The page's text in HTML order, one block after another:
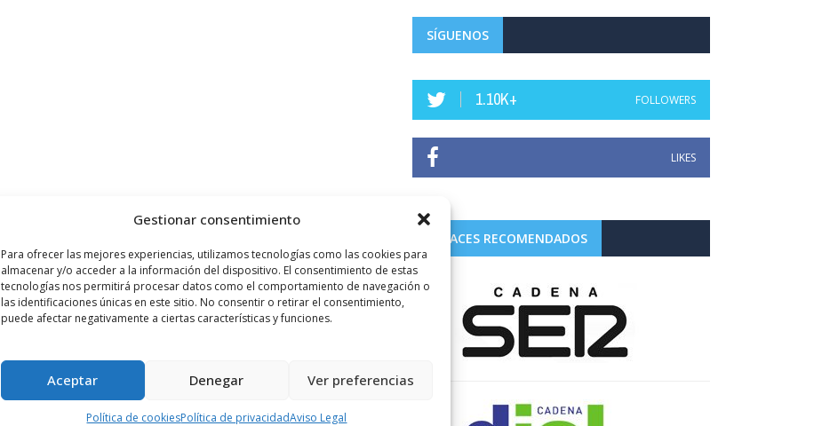
Gestionar consentimiento
Para ofrecer las mejores experiencias, utilizamos tecnologías como las cookies para
almacenar y/o acceder a la información del dispositivo. El consentimiento de estas
tecnologías nos permitirá procesar datos como el comportamiento de navegación o
las identificaciones únicas en este sitio. No consentir o retirar el consentimiento,
puede afectar negativamente a ciertas características y funciones.
Aceptar Denegar Ver preferencias
Política de cookiesPolítica de privacidadAviso Legal
SÍGUENOS
1.10K+ FOLLOWERS
LIKES
ENLACES RECOMENDADOS